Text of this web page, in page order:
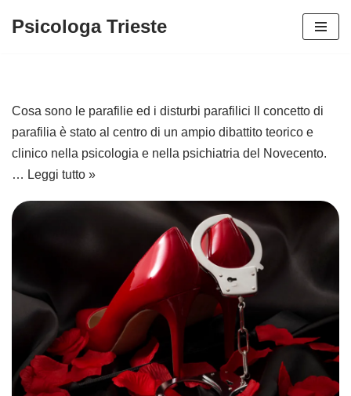
Psicologa Trieste
Cosa sono le parafilie ed i disturbi parafilici Il concetto di
parafilia è stato al centro di un ampio dibattito teorico e
clinico nella psicologia e nella psichiatria del Novecento.
… Leggi tutto »